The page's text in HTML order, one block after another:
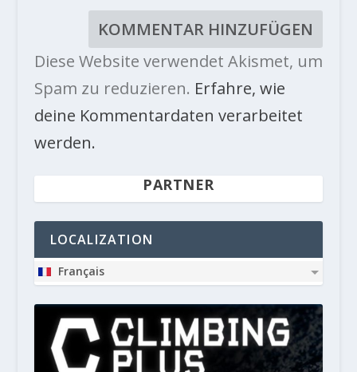
Diese Website verwendet Akismet, um
Spam zu reduzieren. Erfahre, wie
deine Kommentardaten verarbeitet
werden.
PARTNER
LOCALIZATION
Français